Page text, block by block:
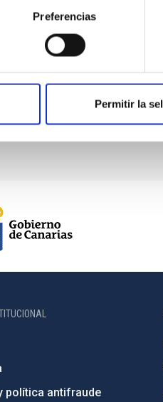
Preferencias
Permitir la
EN MEMORIA DE
HAWKING
política antifraude